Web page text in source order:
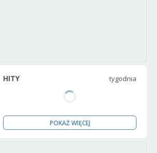
HITY tygodnia
POKAŻ WIĘCEJ